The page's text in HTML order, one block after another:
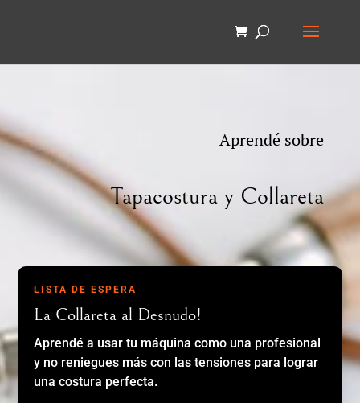
Aprendé sobre
Tapacostura y Collareta
LISTA DE ESPERA
La Collareta al Desnudo!
Aprendé a usar tu máquina como una profesional
y no reniegues más con las tensiones para lograr
una costura perfecta.